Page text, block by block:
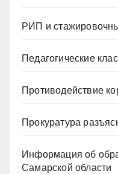
РИП и
Педагогические
Противодействие
Прокуратура
Информация об
Самарской области